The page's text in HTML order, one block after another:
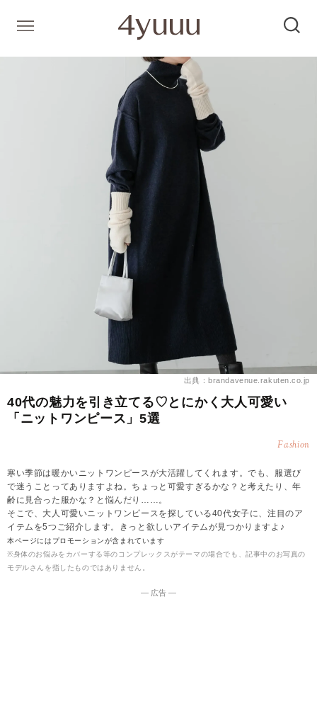
出典：brandavenue.rakuten.co.jp
40代の魅力を引き立てる♡とにかく大人可愛い
「ニットワンピース」5選
Fashion
寒い季節は暖かいニットワンピースが大活躍してくれます。でも、服選び
で迷うことってありますよね。ちょっと可愛すぎるかな？と考えたり、年
齢に見合った服かな？と悩んだり……。
そこで、大人可愛いニットワンピースを探している40代女子に、注目のア
イテムを5つご紹介します。きっと欲しいアイテムが見つかりますよ♪
本ページにはプロモーションが含まれています
※身体のお悩みをカバーする等のコンプレックスがテーマの場合でも、記事中のお写真の
モデルさんを指したものではありません。
― 広告 ―